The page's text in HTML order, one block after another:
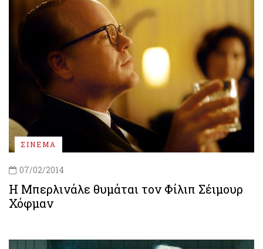
ΣΙΝΕΜΑ
07/02/2014
Η Μπερλινάλε θυμάται τον Φίλιπ Σέιμουρ
Χόφμαν